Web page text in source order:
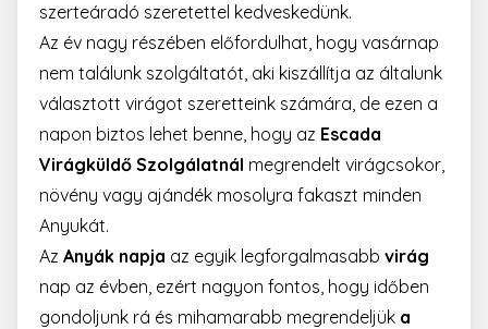
szerteáradó szeretettel kedveskedünk.
Az év nagy részében előfordulhat, hogy vasárnap
nem találunk szolgáltatót, aki kiszállítja az általunk
választott virágot szeretteink számára, de ezen a
napon biztos lehet benne, hogy az Escada
Virágküldő Szolgálatnál megrendelt virágcsokor,
növény vagy ajándék mosolyra fakaszt minden
Anyukát.
Az Anyák napja az egyik legforgalmasabb virág
nap az évben, ezért nagyon fontos, hogy időben
gondoljunk rá és mihamarabb megrendeljük a